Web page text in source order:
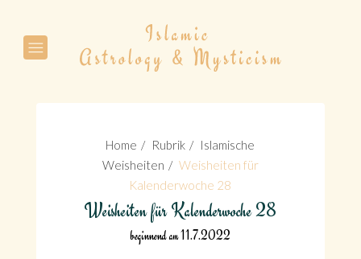
Home Rubrik
Islamische
Weisheiten
Weisheiten für
Kalenderwoche 28
Weisheiten für Kalenderwoche 28
beginnend am 11.7.2022